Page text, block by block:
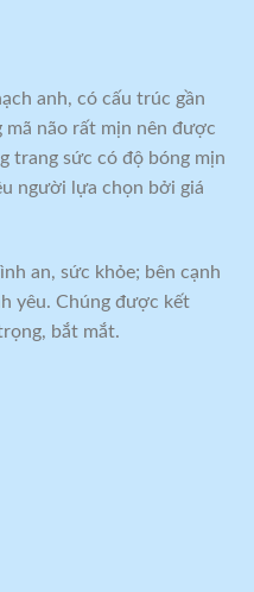
anh, có cấu trúc gần
não rất mịn nên được
trang sức có độ bóng mịn
người lựa chọn bởi giá
an, sức khỏe; bên cạnh
yêu. Chúng được kết
bắt mắt.